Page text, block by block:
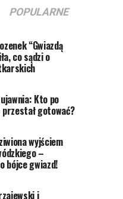
POPULARNE
“Gwiazdą
co sądzi o
Kto po
gotować?
wyjściem
–
bójce gwiazd!
i